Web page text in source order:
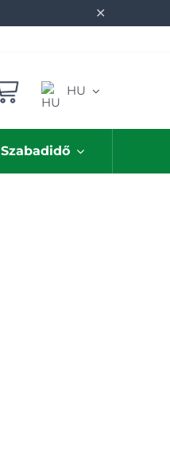
✕
HU
Szabadidő